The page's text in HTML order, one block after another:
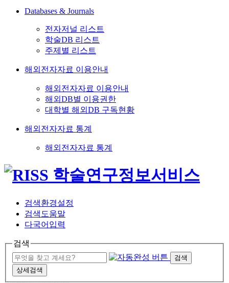
Databases & Journals
전자저널 리스트
학술DB 리스트
주제별 리스트
해외전자자료 이용안내
해외전자자료 이용안내
해외DB별 이용권한
대학별 해외DB 구독현황
해외전자자료 통계
해외전자자료 통계
검색환경설정
검색도움말
다국어입력
검색
검색
상세검색